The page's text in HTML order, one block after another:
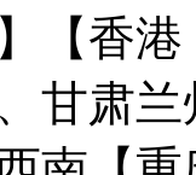
【香
甘肃